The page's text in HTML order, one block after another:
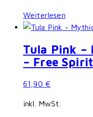
Weiterlesen
Tula Pink –
– Free Spirit
61,90 €
inkl. MwSt.